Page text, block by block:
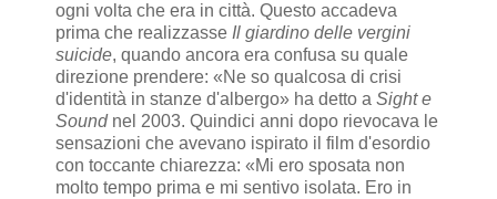
ogni volta che era in città. Questo accadeva
prima che realizzasse Il giardino delle vergini
suicide, quando ancora era confusa su quale
direzione prendere: «Ne so qualcosa di crisi
d'identità in stanze d'albergo» ha detto a Sight e
Sound nel 2003. Quindici anni dopo rievocava le
sensazioni che avevano ispirato il film d'esordio
con toccante chiarezza: «Mi ero sposata non
molto tempo prima e mi sentivo isolata. Ero in